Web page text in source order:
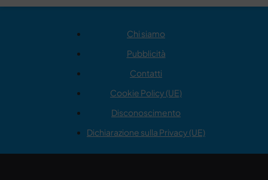
Chi siamo
Pubblicità
Contatti
Cookie Policy (UE)
Disconoscimento
Dichiarazione sulla Privacy (UE)